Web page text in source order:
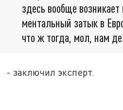
здесь вообще возникает
ментальный затык в
что ж тогда, мол, нам
- заключил эксперт.